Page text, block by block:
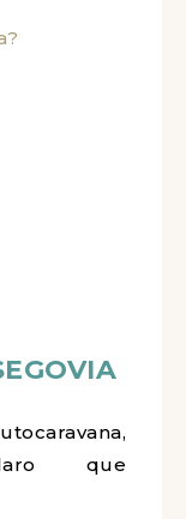
que